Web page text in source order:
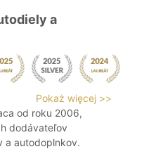
a
Pokaż więcej >>
od roku 2006,
dodávateľov
a autodoplnkov.